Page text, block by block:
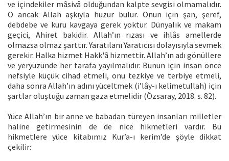
ve içindekiler mâsivâ olduğundan kalpte sevgisi olmamalıdır.
O ancak Allah aşkıyla huzur bulur. Onun için şan, şeref,
debdebe ve kuru kavgaya gerek yoktur. Dünyalık ve makam
geçici, Ahiret bakidir. Allah’ın rızası ve ihlâs amellerde
olmazsa olmaz şarttır. Yaratılanı Yaratıcısı dolayısıyla sevmek
gerekir. Halka hizmet Hakk'â hizmettir. Allah’ın adı gönüllere
ve yeryüzünde her tarafa yayılmalıdır. Bunun için insan önce
nefsiyle küçük cihad etmeli, onu tezkiye ve terbiye etmeli,
daha sonra Allah’ın adını yüceltmek (i’lây-ı kelimetullah) için
şartlar oluştuğu zaman gaza etmelidir (Özsaray, 2018. s. 82).
Yüce Allah’ın bir anne ve babadan türeyen insanları milletler
haline getirmesinin de de nice hikmetleri vardır. Bu
hikmetlere yüce kitabımız Kur’a-ı kerim’de şöyle dikkat
çekilir: